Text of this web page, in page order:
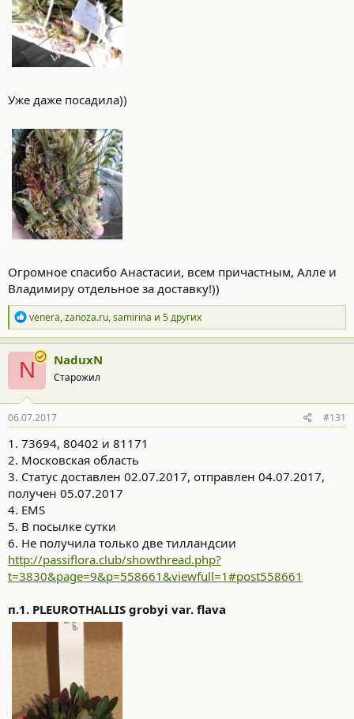
Уже даже посадила))
Огромное спасибо Анастасии, всем причастным, Алле и
Владимиру отдельное за доставку!))
Р
е
а
к
ц
и
и
:
venera,zanoza.ru,samirina и 5 других
N NaduxN
Старожил
06.07.2017 #131
1. 73694, 80402 и 81171
2. Московская область
3. Статус доставлен 02.07.2017, отправлен 04.07.2017,
получен 05.07.2017
4. EMS
5. В посылке сутки
6. Не получила только две тилландсии
http://passiflora.club/showthread.php?
t=3830&page=9&p=558661&viewfull=1#post558661
п.1. PLEUROTHALLIS grobyi var. flava